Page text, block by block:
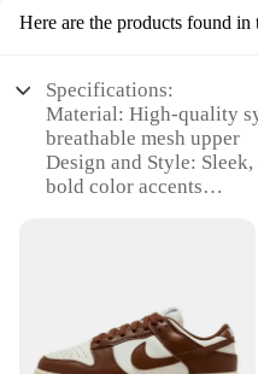
Here are the products found in
Specifications:
Material: High-quality
breathable mesh upper
Design and Style:
bold color accents
Parts and Accessories:
replacement laces for
Applicable People: Men